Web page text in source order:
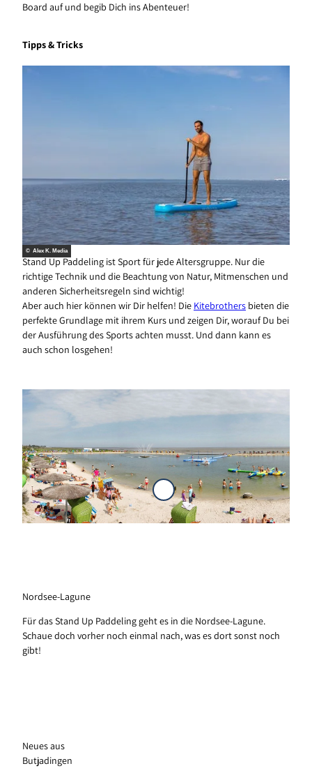
Board auf und begib Dich ins Abenteuer!
Tipps & Tricks
© Alex K. Media
Stand Up Paddeling ist Sport für jede Altersgruppe. Nur die
richtige Technik und die Beachtung von Natur, Mitmenschen und
anderen Sicherheitsregeln sind wichtig!
Aber auch hier können wir Dir helfen! Die Kitebrothers bieten die
perfekte Grundlage mit ihrem Kurs und zeigen Dir, worauf Du bei
der Ausführung des Sports achten musst. Und dann kann es
auch schon losgehen!
N
o
r
u
n
e
Nordsee-Lagune
Für das Stand Up Paddeling geht es in die Nordsee-Lagune.
Schaue doch vorher noch einmal nach, was es dort sonst noch
gibt!
Neues aus
Butjadingen